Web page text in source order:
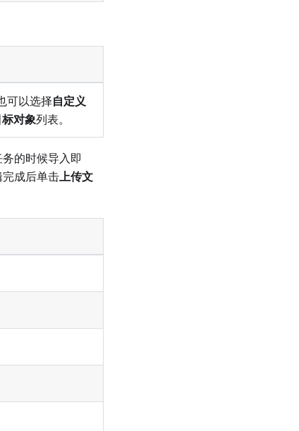
可以选择自定义
标对象列表。
的时候导入即
完成后单击上传文